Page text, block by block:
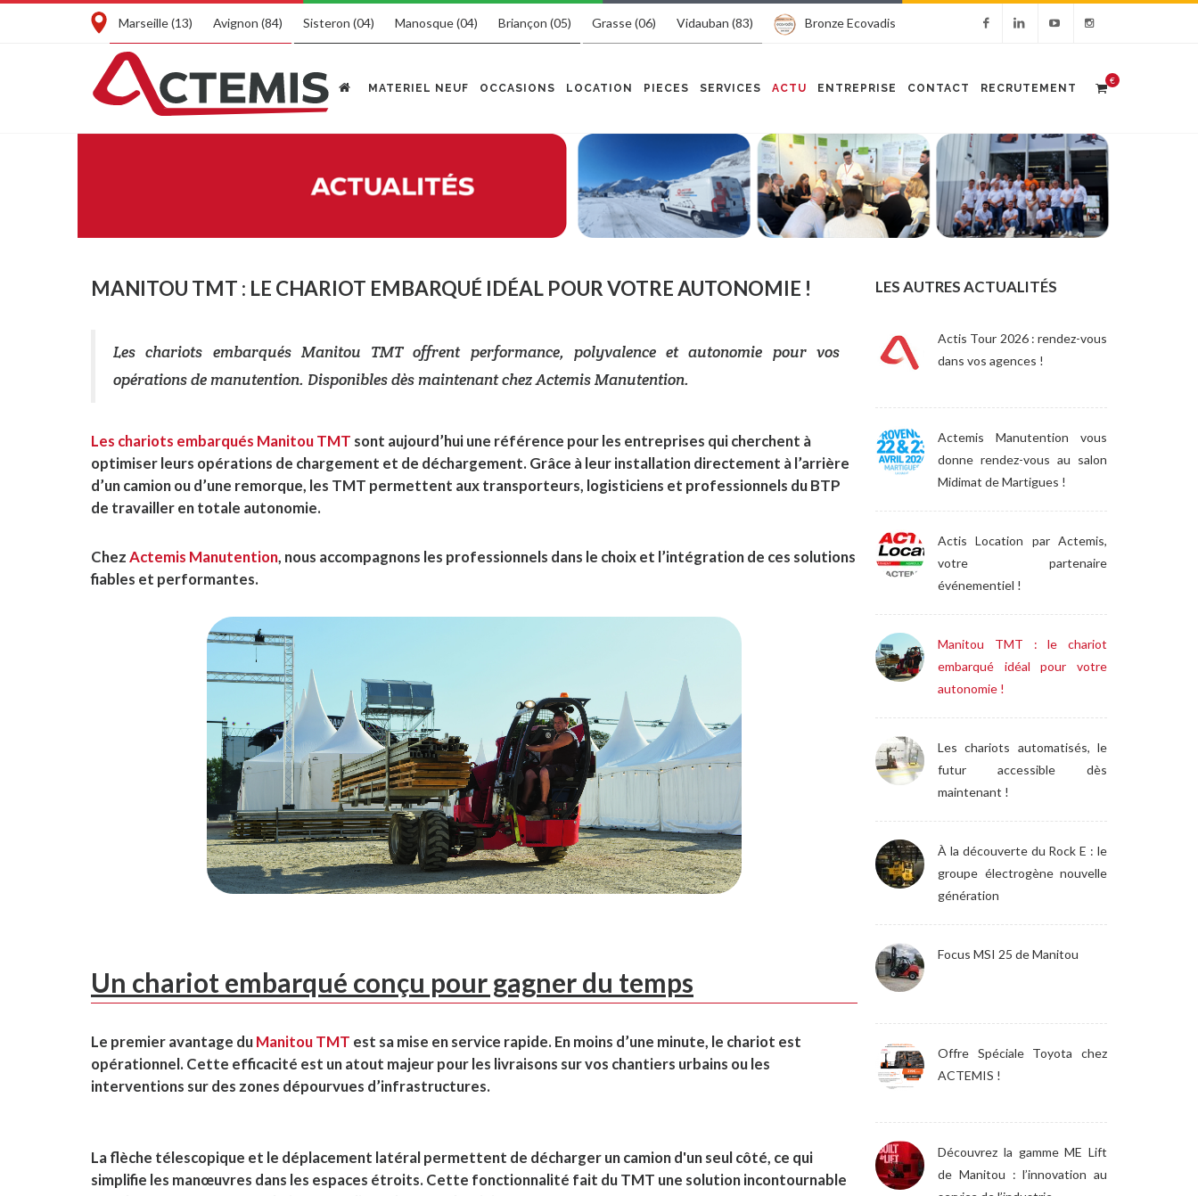
Marseille (13) Avignon (84) Sisteron (04) Manosque (04) Briançon (05) Grasse (06) Vidauban (83) Bronze Ecovadis
MATERIEL NEUF OCCASIONS LOCATION PIECES SERVICES ACTU ENTREPRISE CONTACT RECRUTEMENT
€
MANITOU TMT : LE CHARIOT EMBARQUÉ IDÉAL POUR VOTRE AUTONOMIE !
Les chariots embarqués Manitou TMT offrent performance, polyvalence et autonomie pour vos
opérations de manutention. Disponibles dès maintenant chez Actemis Manutention.
Les chariots embarqués Manitou TMT sont aujourd’hui une référence pour les entreprises qui cherchent à
optimiser leurs opérations de chargement et de déchargement. Grâce à leur installation directement à l’arrière
d’un camion ou d’une remorque, les TMT permettent aux transporteurs, logisticiens et professionnels du BTP
de travailler en totale autonomie.
ChezActemis Manutention, nous accompagnons les professionnels dans le choix et l’intégration de ces solutions
fiables et performantes.
Un chariot embarqué conçu pour gagner du temps
Le premier avantage duManitou TMT est sa mise en service rapide. En moins d’une minute, le chariot est
opérationnel. Cette efficacité est un atout majeur pour les livraisons sur vos chantiers urbains ou les
interventions sur des zones dépourvues d’infrastructures.
La flèche télescopique et le déplacement latéral permettent de décharger un camion d'un seul côté, ce qui
simplifie les manœuvres dans les espaces étroits. Cette fonctionnalité fait du TMT une solution incontournable
LES AUTRES ACTUALITÉS
Actis Tour 2026 : rendez-vous
dans vos agences !
Actemis Manutention vous
donne rendez-vous au salon
Midimat de Martigues !
Actis Location par Actemis,
votre partenaire
événementiel !
Manitou TMT : le chariot
embarqué idéal pour votre
autonomie !
Les chariots automatisés, le
futur accessible dès
maintenant !
À la découverte du Rock E : le
groupe électrogène nouvelle
génération
Focus MSI 25 de Manitou
Offre Spéciale Toyota chez
ACTEMIS !
Découvrez la gamme ME Lift
de Manitou : l’innovation au